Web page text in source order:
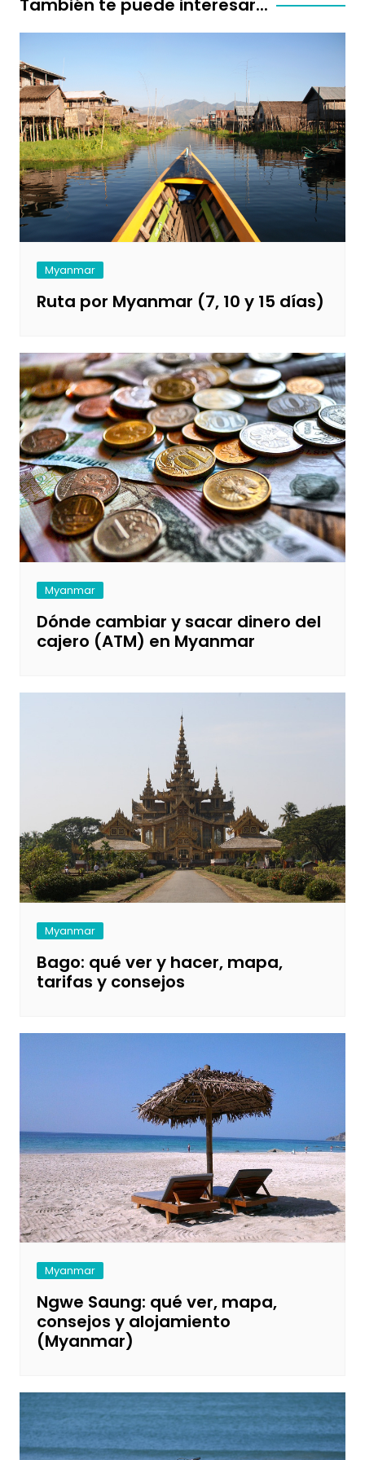
También te puede interesar...
Myanmar
Ruta por Myanmar (7, 10 y 15 días)
Myanmar
Dónde cambiar y sacar dinero del
cajero (ATM) en Myanmar
Myanmar
Bago: qué ver y hacer, mapa,
tarifas y consejos
Myanmar
Ngwe Saung: qué ver, mapa,
consejos y alojamiento
(Myanmar)